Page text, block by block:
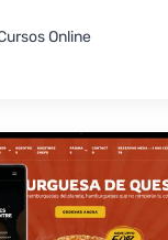
Online